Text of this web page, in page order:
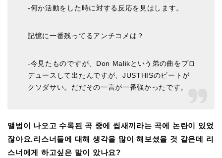
-何か活動をした時に対する反応を見はします。
記憶に一番残ってるアンチコメは？
-今見たものですが、Don Malikという弟の曲をプロ
デュースして出たんですが、JUSTHISのビートが
クソダサい。だだその一言が一番強かったです。
앨범이 나오고 수록된 곡 중에 씹새끼라는 곡에 논란이 있었
잖아요.리스너들에 대해 생각을 많이 해보셨을 것 같은데 리
스너에게 하고싶은 말이 았나요?